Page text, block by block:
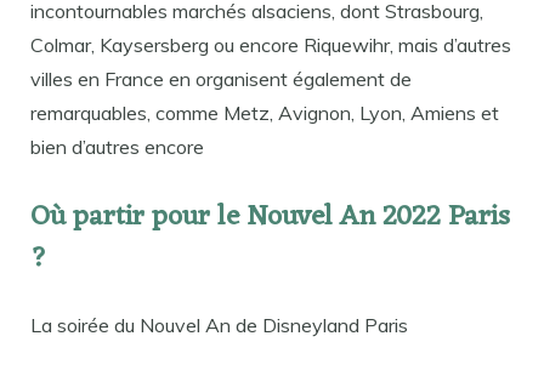
incontournables marchés alsaciens, dont Strasbourg,
Colmar, Kaysersberg ou encore Riquewihr, mais d’autres
villes en France en organisent également de
remarquables, comme Metz, Avignon, Lyon, Amiens et
bien d’autres encore
Où partir pour le Nouvel An 2022 Paris
?
La soirée du Nouvel An de Disneyland Paris